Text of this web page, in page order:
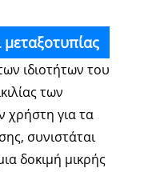
PVC
ιδιοτήτων του
των
για τα
συνιστάται
δοκιμή μικρής